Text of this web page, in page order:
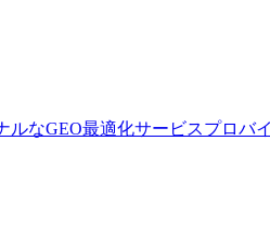
なGEO最適化サービスプロバ